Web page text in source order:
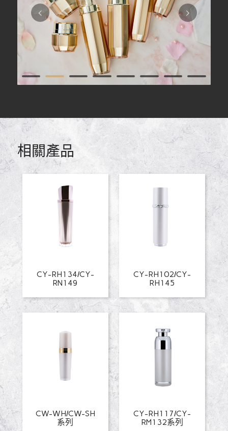
下一頁
1 2 3 4 5 6
相關產品
CY-RH134/CY-
RN149
CY-RH102/CY-
RH145
CW-WH/CW-SH
系列
CY-RH117/CY-
RM132系列